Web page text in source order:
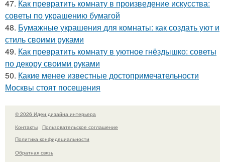
47. Как превратить комнату в произведение искусства:
советы по украшению бумагой
48. Бумажные украшения для комнаты: как создать уют и
стиль своими руками
49. Как превратить комнату в уютное гнёздышко: советы
по декору своими руками
50. Какие менее известные достопримечательности
Москвы стоят посещения
© 2026 Идеи дизайна интерьера
Контакты
Пользовательское соглашение
Политика конфидециальности
Обратная связь